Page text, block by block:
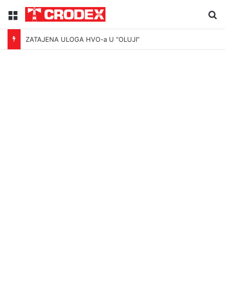
Menu
ZATAJENA ULOGA HVO-a U “OLUJI”